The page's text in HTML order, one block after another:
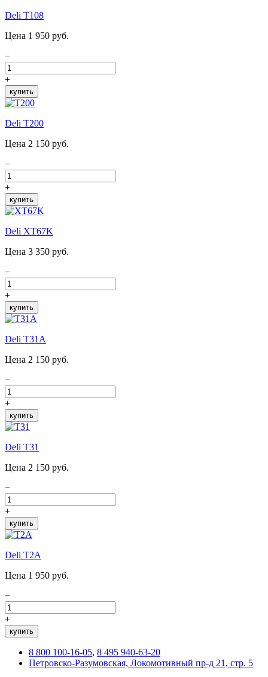
Deli T108
Цена 1 950 руб.
−
+
купить
Deli T200
Цена 2 150 руб.
−
+
купить
Deli XT67K
Цена 3 350 руб.
−
+
купить
Deli T31A
Цена 2 150 руб.
−
+
купить
Deli T31
Цена 2 150 руб.
−
+
купить
Deli T2A
Цена 1 950 руб.
−
+
купить
8 800 100-16-05, 8 495 940-63-20
Петровско-Разумовская, Локомотивный пр-д 21, стр. 5